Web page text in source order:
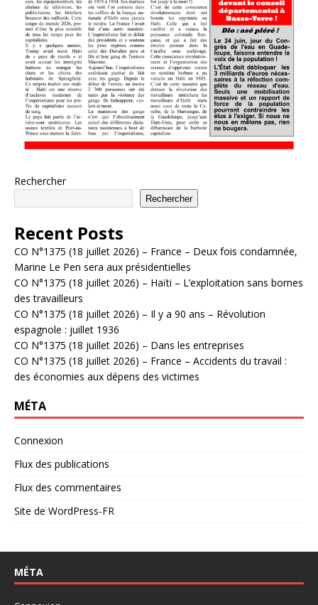
Rechercher
Rechercher
Recent Posts
CO N°1375 (18 juillet 2026) – France – Deux fois condamnée,
Marine Le Pen sera aux présidentielles
CO N°1375 (18 juillet 2026) – Haïti – L’exploitation sans bornes
des travailleurs
CO N°1375 (18 juillet 2026) – Il y a 90 ans – Révolution
espagnole : juillet 1936
CO N°1375 (18 juillet 2026) – Dans les entreprises
CO N°1375 (18 juillet 2026) – France – Accidents du travail :
des économies aux dépens des victimes
MÉTA
Connexion
Flux des publications
Flux des commentaires
Site de WordPress-FR
MÉTA